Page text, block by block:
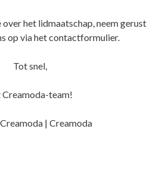
het lidmaatschap, neem gerust
op via het contactformulier.
Tot snel,
Creamoda-team!